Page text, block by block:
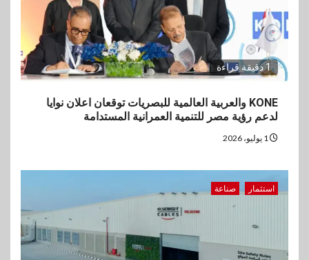
1 دقيقة قراءة
KONE والعربية العالمية للبصريات توقعان اعلان نوايا
لدعم رؤية مصر للتنمية العمرانية المستدامة
استثمار صناعة